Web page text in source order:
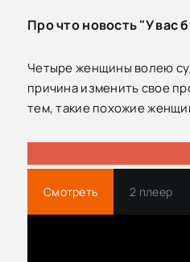
Про что новость "У вас
Четыре женщины волею
причина изменить свое
тем, такие похожие
Смотреть 2 плеер